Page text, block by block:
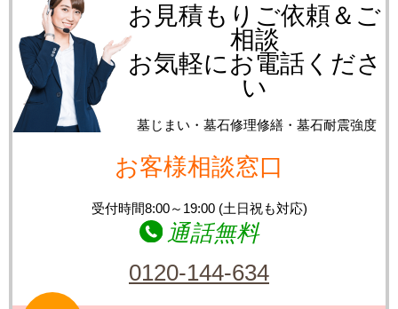
お見積もりご依頼＆ご
相談
お気軽にお電話くださ
い
墓じまい・墓石修理修繕・墓石耐震強度
お客様相談窓口
受付時間8:00～19:00 (土日祝も対応)
通話無料
0120-144-634